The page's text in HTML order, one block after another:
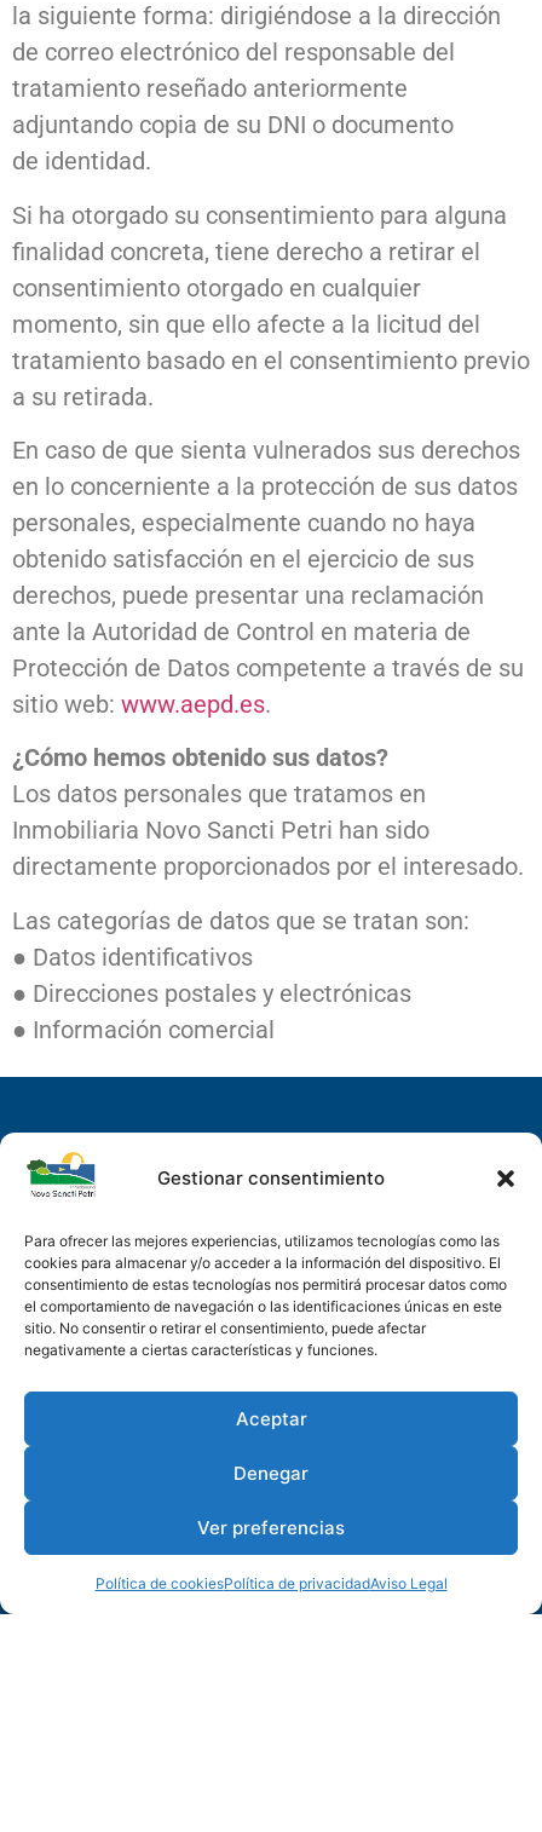
Gestionar consentimiento
Para ofrecer las mejores experiencias, utilizamos tecnologías como las
cookies para almacenar y/o acceder a la información del dispositivo. El
consentimiento de estas tecnologías nos permitirá procesar datos como
el comportamiento de navegación o las identificaciones únicas en este
sitio. No consentir o retirar el consentimiento, puede afectar
negativamente a ciertas características y funciones.
Aceptar
Denegar
Ver preferencias
Política de cookiesPolítica de privacidadAviso Legal
la siguiente forma: dirigiéndose a la dirección
de correo electrónico del responsable del
tratamiento reseñado anteriormente
adjuntando copia de su DNI o documento
de identidad.
Si ha otorgado su consentimiento para alguna
finalidad concreta, tiene derecho a retirar el
consentimiento otorgado en cualquier
momento, sin que ello afecte a la licitud del
tratamiento basado en el consentimiento previo
a su retirada.
En caso de que sienta vulnerados sus derechos
en lo concerniente a la protección de sus datos
personales, especialmente cuando no haya
obtenido satisfacción en el ejercicio de sus
derechos, puede presentar una reclamación
ante la Autoridad de Control en materia de
Protección de Datos competente a través de su
sitio web: www.aepd.es.
¿Cómo hemos obtenido sus datos?
Los datos personales que tratamos en
Inmobiliaria Novo Sancti Petri han sido
directamente proporcionados por el interesado.
Las categorías de datos que se tratan son:
● Datos identificativos
● Direcciones postales y electrónicas
● Información comercial
Enlaces
Comprar